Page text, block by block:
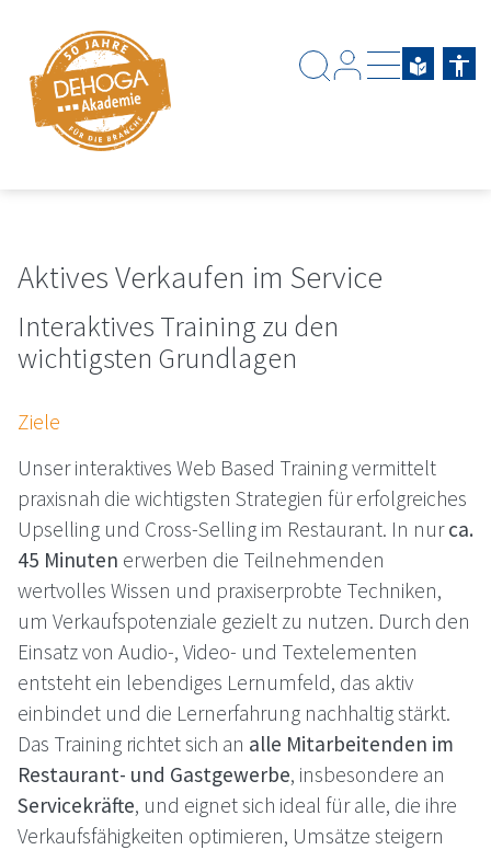
Aktives Verkaufen im Service
Interaktives Training zu den
wichtigsten Grundlagen
Ziele
Unser interaktives Web Based Training vermittelt
praxisnah die wichtigsten Strategien für erfolgreiches
Upselling und Cross-Selling im Restaurant. In nurca.
45 Minuten erwerben die Teilnehmenden
wertvolles Wissen und praxiserprobte Techniken,
um Verkaufspotenziale gezielt zu nutzen. Durch den
Einsatz von Audio-, Video- und Textelementen
entsteht ein lebendiges Lernumfeld, das aktiv
einbindet und die Lernerfahrung nachhaltig stärkt.
Das Training richtet sich an alle Mitarbeitenden im
Restaurant- und Gastgewerbe, insbesondere an
Servicekräfte, und eignet sich ideal für alle, die ihre
Verkaufsfähigkeiten optimieren, Umsätze steigern